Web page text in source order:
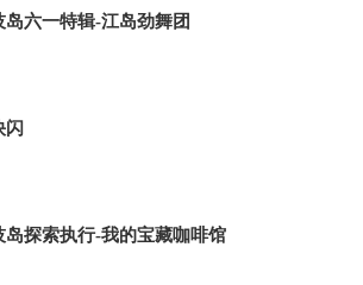
岛六一特辑-江岛劲舞团
闪
岛探索执行-我的宝藏咖啡馆